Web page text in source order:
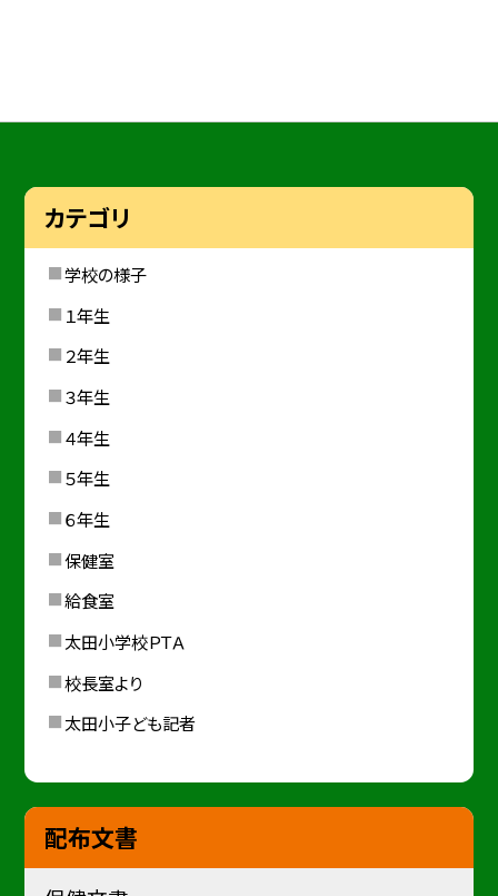
カテゴリ
学校の様子
１年生
２年生
３年生
４年生
５年生
６年生
保健室
給食室
太田小学校ＰＴＡ
校長室より
太田小子ども記者
配布文書